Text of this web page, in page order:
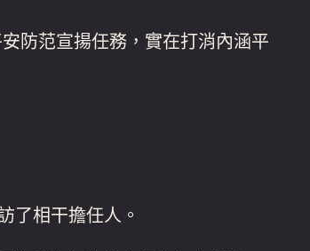
防范宣揚任務，實在打消內涵平
了相干擔任人。